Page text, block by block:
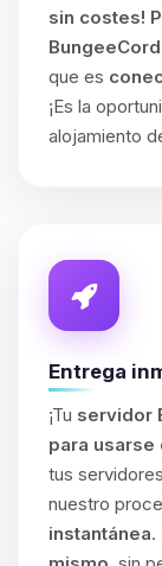
sin costes!
que es
¡Es la
alojamiento
Entrega
¡Tu servidor
para usarse
tus
nuestro
instantánea.